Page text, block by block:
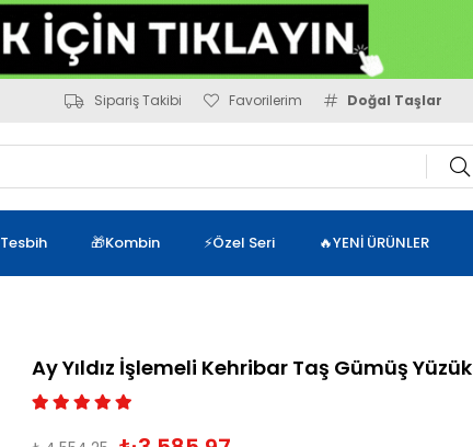
Sipariş Takibi Favorilerim Doğal Taşlar
Tesbih 🎁Kombin ⚡Özel Seri 🔥YENİ ÜRÜNLER
Ay Yıldız İşlemeli Kehribar Taş Gümüş Yüzük